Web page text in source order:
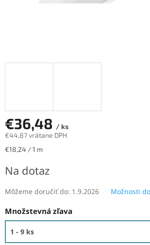
€36,48 / ks
€44,87 vrátane DPH
Jednotková
€18,24 / 1 m
Na dotaz
Môžeme doručiť do: 1.9.2026 Možnosti
Množstevná zľava
1 - 9 ks